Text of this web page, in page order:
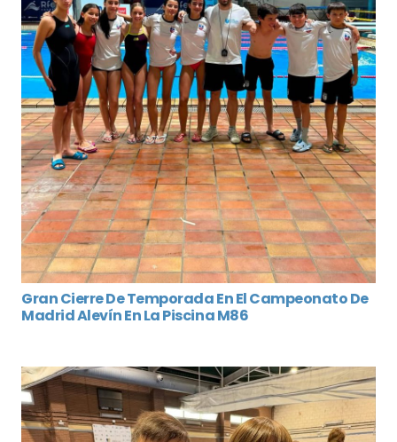
Gran Cierre De Temporada En El Campeonato De
Madrid Alevín En La Piscina M86